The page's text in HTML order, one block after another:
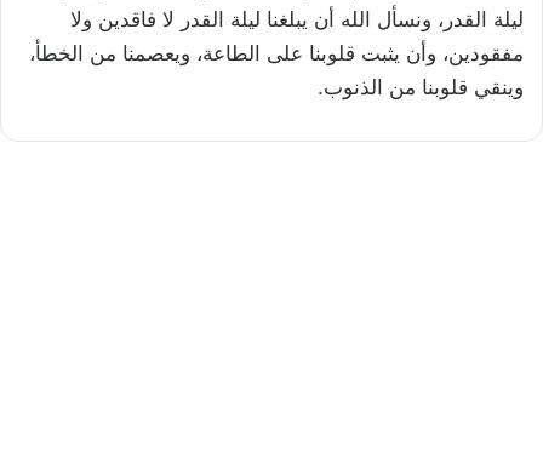
ليلة القدر، ونسأل الله أن يبلغنا ليلة القدر لا فاقدين ولا
مفقودين، وأن يثبت قلوبنا على الطاعة، ويعصمنا من الخطأ،
وينقي قلوبنا من الذنوب.